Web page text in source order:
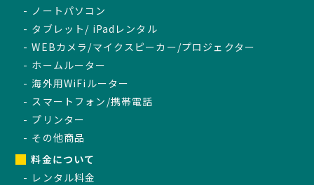
ノートパソコン
タブレット/ iPadレンタル
WEBカメラ/マイクスピーカー/プロジェクター
ホームルーター
海外用WiFiルーター
スマートフォン/携帯電話
プリンター
その他商品
料金について
レンタル料金